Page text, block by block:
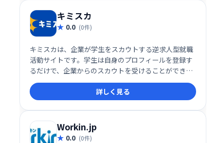
キミスカ
0.0 (0件)
キミスカは、企業が学生をスカウトする逆求人型就職
活動サイトです。学生は自身のプロフィールを登録す
るだけで、企業からのスカウトを受けることができま
す。従来の就職活動とは異なり、企業の求める人物像
に合致した学生は積極的にアプローチを受けられるた
め、効率的な就職活動を実現できます。
詳しく見る
Workin.jp
0.0 (0件)